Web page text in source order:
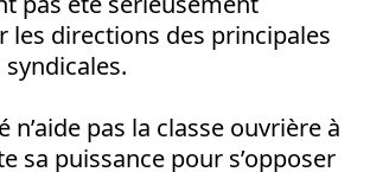
les directions des principales
n’aide pas la classe ouvrière à
sa puissance pour s’opposer